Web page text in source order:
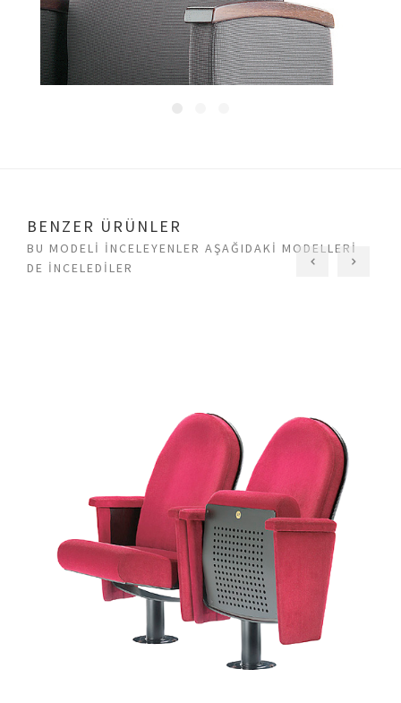
BENZER ÜRÜNLER
BU MODELI INCELEYENLER AŞAĞIDAKI MODELLERI
DE INCELEDILER